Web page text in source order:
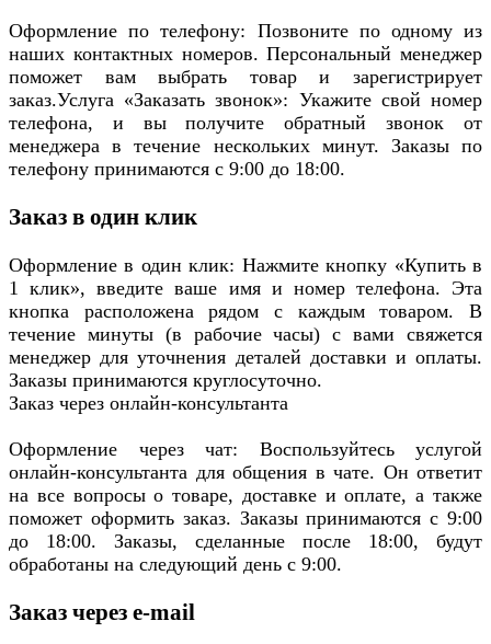
Оформление по телефону: Позвоните по одному из
наших контактных номеров. Персональный менеджер
поможет вам выбрать товар и зарегистрирует
заказ.Услуга «Заказать звонок»: Укажите свой номер
телефона, и вы получите обратный звонок от
менеджера в течение нескольких минут. Заказы по
телефону принимаются с 9:00 до 18:00.
Заказ в один клик
Оформление в один клик: Нажмите кнопку «Купить в
1 клик», введите ваше имя и номер телефона. Эта
кнопка расположена рядом с каждым товаром. В
течение минуты (в рабочие часы) с вами свяжется
менеджер для уточнения деталей доставки и оплаты.
Заказы принимаются круглосуточно.
Заказ через онлайн-консультанта
Оформление через чат: Воспользуйтесь услугой
онлайн-консультанта для общения в чате. Он ответит
на все вопросы о товаре, доставке и оплате, а также
поможет оформить заказ. Заказы принимаются с 9:00
до 18:00. Заказы, сделанные после 18:00, будут
обработаны на следующий день с 9:00.
Заказ через e-mail